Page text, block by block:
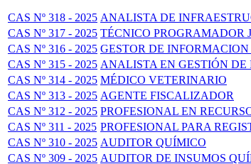
CAS Nº 318 - 2025 ANALISTA DE
CAS Nº 317 - 2025 TÉCNICO PROGRAMADOR
CAS Nº 316 - 2025 GESTOR DE INFORMACION
CAS Nº 315 - 2025 ANALISTA EN GESTIÓN DE
CAS Nº 314 - 2025 MÉDICO VETERINARIO
CAS Nº 313 - 2025 AGENTE FISCALIZADOR
CAS Nº 312 - 2025 PROFESIONAL EN
CAS Nº 311 - 2025 PROFESIONAL PARA
CAS Nº 310 - 2025 AUDITOR QUÍMICO
CAS Nº 309 - 2025 AUDITOR DE INSUMOS